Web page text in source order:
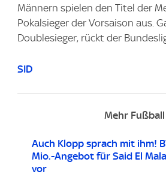
Männern spielen den Titel der
Pokalsieger der Vorsaison aus.
Doublesieger, rückt der
SID
Mehr Fußball
Auch Klopp sprach mit ihm!
Mio.-Angebot für Said El
vor